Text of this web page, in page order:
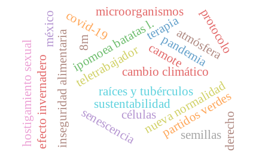
camote
ipomoea batatas l.
raíces y tubérculos
inseguridad alimentaria cambio climático
teletrabajador
nueva normalidad
covid-19
pandemia
terapia
sustentabilidad
microorganismos
efecto invernadero
atmósfera
partidos verdes
senescenciacélulas
protocolo
méxico 8m
hostigamiento sexual derecho
semillas